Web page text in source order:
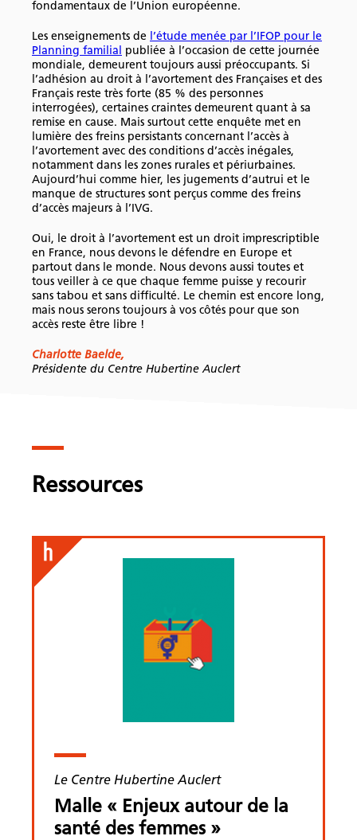
fondamentaux de l’Union européenne.
Les enseignements de l’étude menée par l’IFOP pour le
Planning familial publiée à l’occasion de cette journée
mondiale, demeurent toujours aussi préoccupants. Si
l’adhésion au droit à l’avortement des Françaises et des
Français reste très forte (85 % des personnes
interrogées), certaines craintes demeurent quant à sa
remise en cause. Mais surtout cette enquête met en
lumière des freins persistants concernant l’accès à
l’avortement avec des conditions d’accès inégales,
notamment dans les zones rurales et périurbaines.
Aujourd’hui comme hier, les jugements d’autrui et le
manque de structures sont perçus comme des freins
d’accès majeurs à l’IVG.
Oui, le droit à l’avortement est un droit imprescriptible
en France, nous devons le défendre en Europe et
partout dans le monde. Nous devons aussi toutes et
tous veiller à ce que chaque femme puisse y recourir
sans tabou et sans difficulté. Le chemin est encore long,
mais nous serons toujours à vos côtés pour que son
accès reste être libre !
Charlotte Baelde,
Présidente du Centre Hubertine Auclert
Ressources
Le Centre Hubertine Auclert
Malle « Enjeux autour de la
santé des femmes »